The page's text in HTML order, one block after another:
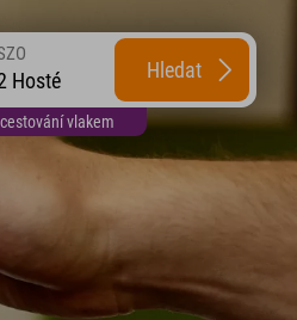
vlakem
Hosté Hledat